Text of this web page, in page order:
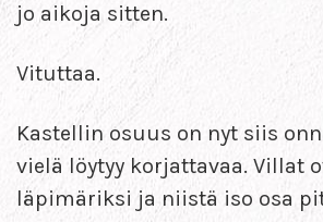
jo aikoja sitten.
Vituttaa.
Kastellin osuus on nyt siis
vielä löytyy korjattavaa. Villat
läpimäriksi ja niistä iso osa